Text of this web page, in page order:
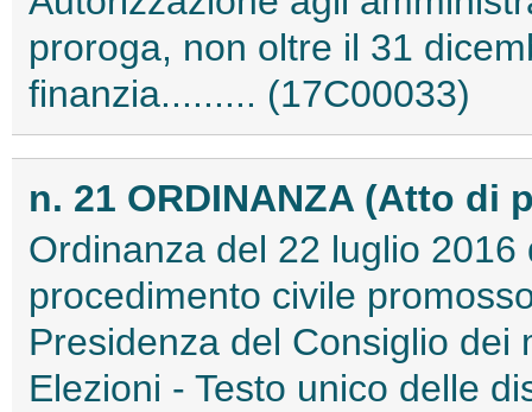
proroga, non oltre il 31
finanzia......... (17C00033)
n. 21 ORDINANZA (Atto di
Ordinanza del 22 luglio
procedimento civile
Presidenza del Consiglio dei
Elezioni - Testo unico delle